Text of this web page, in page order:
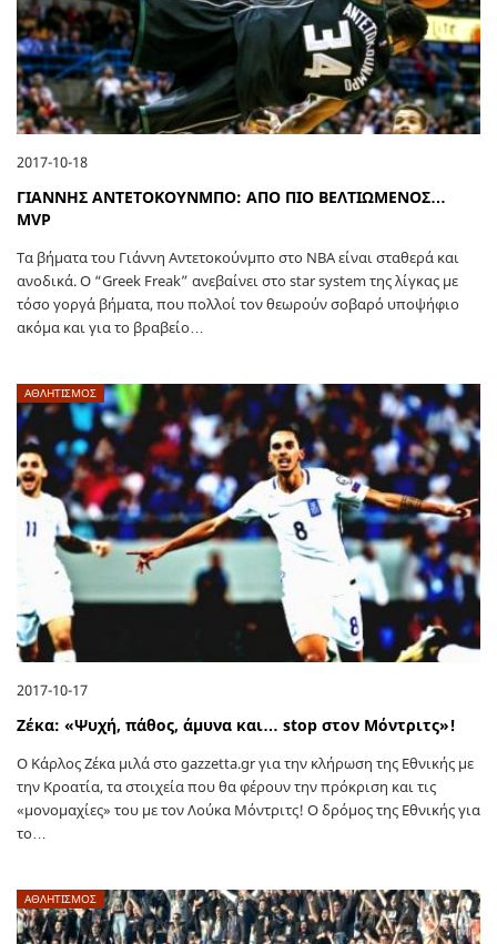
2017-10-18
ΓΙΑΝΝΗΣ ΑΝΤΕΤΟΚΟΥΝΜΠΟ: ΑΠΟ ΠΙΟ ΒΕΛΤΙΩΜΕΝΟΣ…
MVP
Τα βήματα του Γιάννη Αντετοκούνμπο στο ΝΒΑ είναι σταθερά και
ανοδικά. Ο “Greek Freak” ανεβαίνει στο star system της λίγκας με
τόσο γοργά βήματα, που πολλοί τον θεωρούν σοβαρό υποψήφιο
ακόμα και για το βραβείο…
ΑΘΛΗΤΙΣΜΟΣ
2017-10-17
Ζέκα: «Ψυχή, πάθος, άμυνα και… stop στον Μόντριτς»!
Ο Κάρλος Ζέκα μιλά στο gazzetta.gr για την κλήρωση της Εθνικής με
την Κροατία, τα στοιχεία που θα φέρουν την πρόκριση και τις
«μονομαχίες» του με τον Λούκα Μόντριτς! Ο δρόμος της Εθνικής για
το…
ΑΘΛΗΤΙΣΜΟΣ